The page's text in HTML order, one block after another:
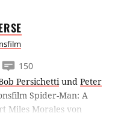
150
Persichettiund Peter
Spider-Man: A
Miles Morales von